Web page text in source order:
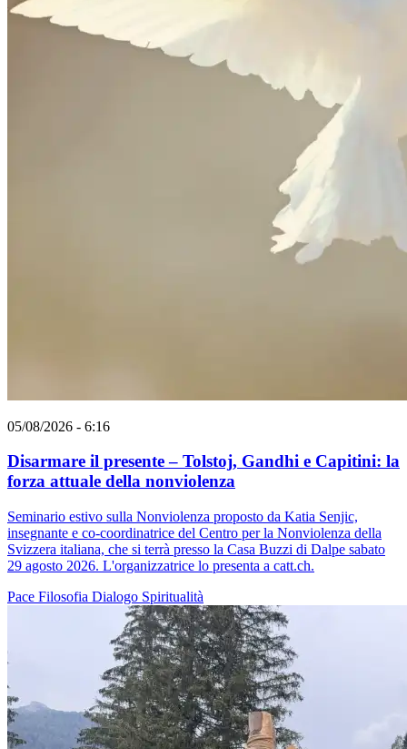
05/08/2026 - 6:16
Disarmare il presente – Tolstoj, Gandhi e Capitini: la
forza attuale della nonviolenza
Seminario estivo sulla Nonviolenza proposto da Katia Senjic,
insegnante e co-coordinatrice del Centro per la Nonviolenza della
Svizzera italiana, che si terrà presso la Casa Buzzi di Dalpe sabato
29 agosto 2026. L'organizzatrice lo presenta a catt.ch.
Pace Filosofia Dialogo Spiritualità